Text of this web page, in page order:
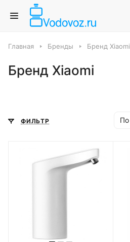
Главная Бренды Бренд Xiaomi
Бренд Xiaomi
ФИЛЬТР